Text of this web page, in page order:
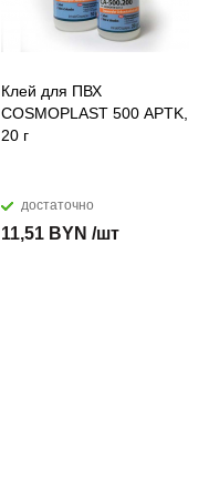
Клей для ПВХ
COSMOPLAST 500 APTK,
20 г
достаточно
11,51 BYN /шт